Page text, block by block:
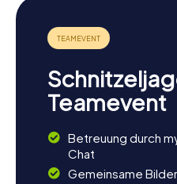
Teamevent
Betreuung durch
Chat
Gemeinsame